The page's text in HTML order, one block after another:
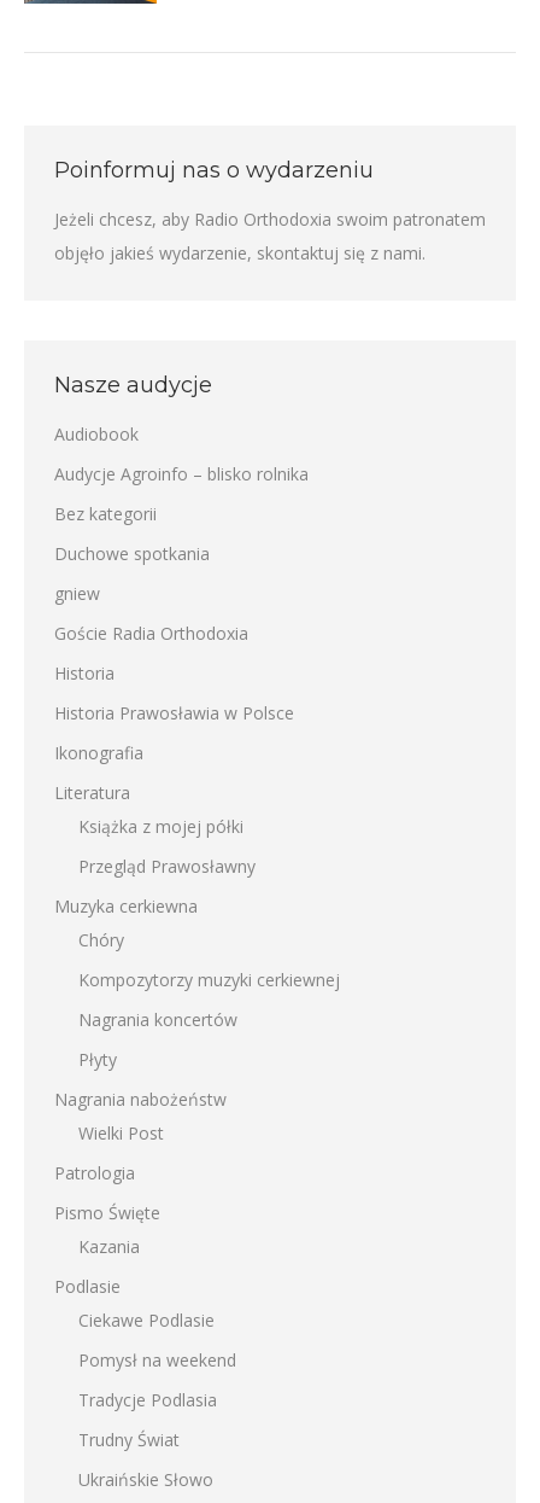
Poinformuj nas o wydarzeniu
Jeżeli chcesz, aby Radio Orthodoxia swoim patronatem
objęło jakieś wydarzenie, skontaktuj się z nami.
Nasze audycje
Audiobook
Audycje Agroinfo – blisko rolnika
Bez kategorii
Duchowe spotkania
gniew
Goście Radia Orthodoxia
Historia
Historia Prawosławia w Polsce
Ikonografia
Literatura
Książka z mojej półki
Przegląd Prawosławny
Muzyka cerkiewna
Chóry
Kompozytorzy muzyki cerkiewnej
Nagrania koncertów
Płyty
Nagrania nabożeństw
Wielki Post
Patrologia
Pismo Święte
Kazania
Podlasie
Ciekawe Podlasie
Pomysł na weekend
Tradycje Podlasia
Trudny Świat
Ukraińskie Słowo